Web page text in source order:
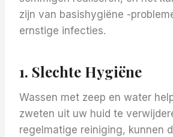
zijn van basishygiëne -
ernstige infecties.
1. Slechte Hygiëne
Wassen met zeep en water
zweten uit uw huid te
regelmatige reiniging, kunnen